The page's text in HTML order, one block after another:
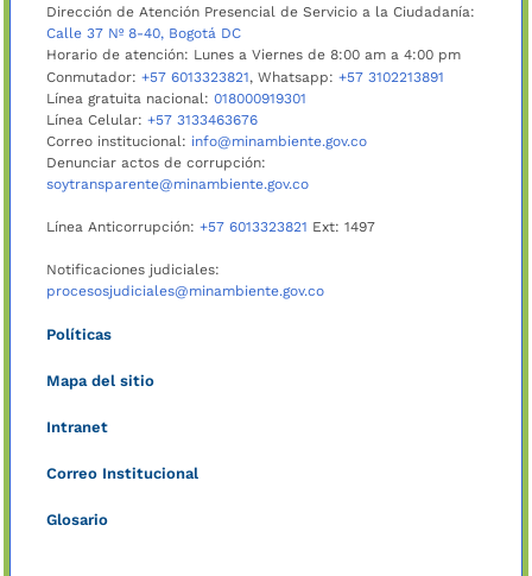
Dirección de Atención Presencial de Servicio a la Ciudadanía:
Calle 37 Nº 8-40, Bogotá DC
Horario de atención: Lunes a Viernes de 8:00 am a 4:00 pm
Conmutador: +57 6013323821, Whatsapp: +57 3102213891
Línea gratuita nacional: 018000919301
Línea Celular: +57 3133463676
Correo institucional: info@minambiente.gov.co
Denunciar actos de corrupción:
soytransparente@minambiente.gov.co
Línea Anticorrupción: +57 6013323821 Ext: 1497
Notificaciones judiciales:
procesosjudiciales@minambiente.gov.co
Políticas
Mapa del sitio
Intranet
Correo Institucional
Glosario